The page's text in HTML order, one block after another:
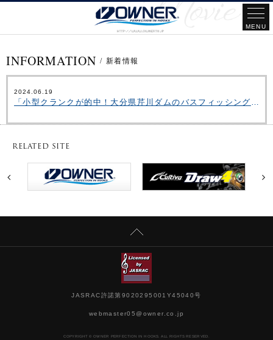
INFORMATION / 新着情報
2024.06.19
「小型クランクが的中！大分県芹川ダムのバスフィッシング 」をアップいたしました。
RELATED SITE
JASRAC許諾第9020295001Y45040号
webmaster05@owner.co.jp
COPYRIGHT © OWNER PERFECTION IN HOOKS. ALL RIGHTS RESERVED.